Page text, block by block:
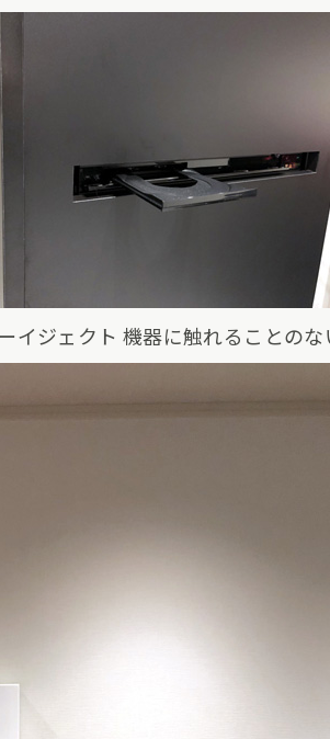
イジェクト 機器に触れることのな